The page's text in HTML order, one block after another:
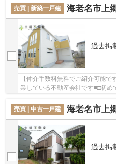
売買 | 新築一戸建
海老名市上郷1丁目 新
過去掲
【仲介手数料無料でご紹介可能
業している不動産会社です■□初め
売買 | 中古一戸建
海老名市上郷３丁目
過去掲